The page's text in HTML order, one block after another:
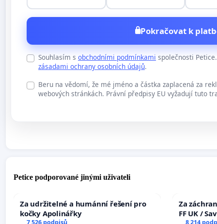
Pokračovat k
Souhlasím s obchodními podmínkami společnosti
zásadami ochrany osobních údajů.
Beru na vědomí, že mé jméno a částka zaplacená za
webových stránkách. Právní předpisy EU vyžadují tuto
Petice podporované jinými uživateli
Za udržitelné a humánní řešení pro
kočky Apolinářky
7 526 podpisů
Za
FF UK /
8 214